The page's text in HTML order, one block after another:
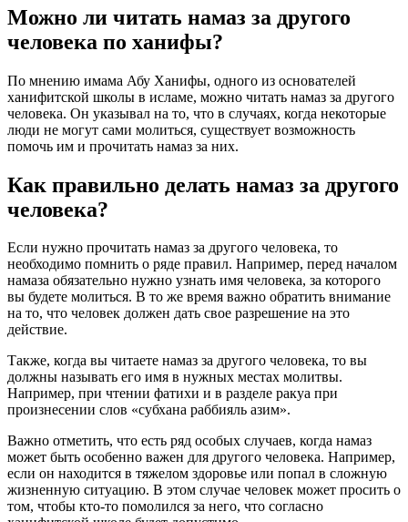
Можно ли читать намаз за другого
человека по ханифы?
По мнению имама Абу Ханифы, одного из основателей
ханифитской школы в исламе, можно читать намаз за другого
человека. Он указывал на то, что в случаях, когда некоторые
люди не могут сами молиться, существует возможность
помочь им и прочитать намаз за них.
Как правильно делать намаз за другого
человека?
Если нужно прочитать намаз за другого человека, то
необходимо помнить о ряде правил. Например, перед началом
намаза обязательно нужно узнать имя человека, за которого
вы будете молиться. В то же время важно обратить внимание
на то, что человек должен дать свое разрешение на это
действие.
Также, когда вы читаете намаз за другого человека, то вы
должны называть его имя в нужных местах молитвы.
Например, при чтении фатихи и в разделе ракуа при
произнесении слов «субхана раббияль азим».
Важно отметить, что есть ряд особых случаев, когда намаз
может быть особенно важен для другого человека. Например,
если он находится в тяжелом здоровье или попал в сложную
жизненную ситуацию. В этом случае человек может просить о
том, чтобы кто-то помолился за него, что согласно